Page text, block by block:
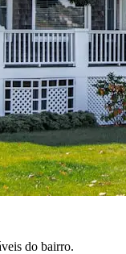
do bairro.